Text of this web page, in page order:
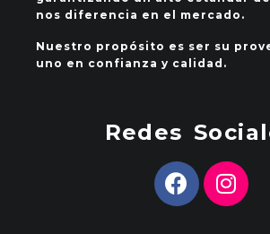
nos diferencia en el mercado.
Nuestro propósito es ser su
uno en confianza y calidad.
Redes